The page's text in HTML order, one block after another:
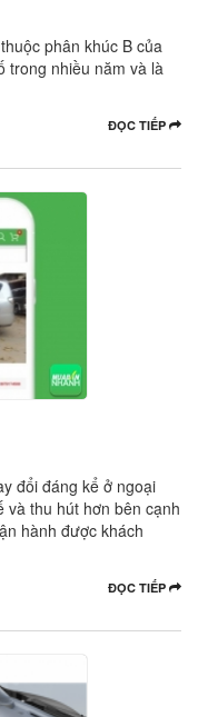
phân khúc B của
trong nhiều năm và là
ĐỌC TIẾP
đổi đáng kể ở ngoại
và thu hút hơn bên cạnh
hành được khách
ĐỌC TIẾP